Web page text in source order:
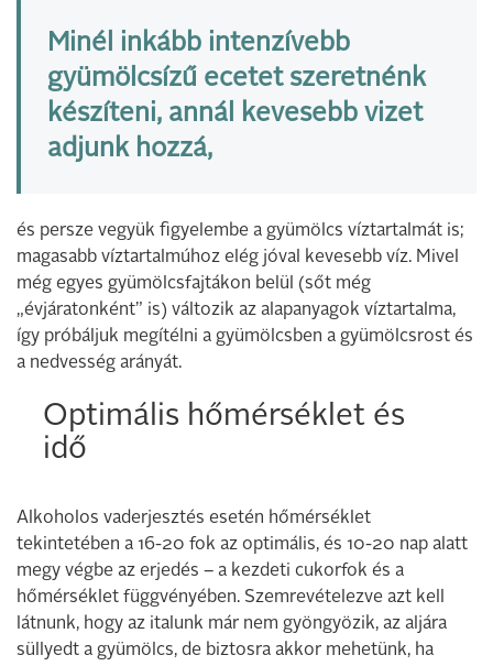
Minél inkább intenzívebb
gyümölcsízű ecetet szeretnénk
készíteni, annál kevesebb vizet
adjunk hozzá,
és persze vegyük figyelembe a gyümölcs víztartalmát is;
magasabb víztartalmúhoz elég jóval kevesebb víz. Mivel
még egyes gyümölcsfajtákon belül (sőt még
„évjáratonként” is) változik az alapanyagok víztartalma,
így próbáljuk megítélni a gyümölcsben a gyümölcsrost és
a nedvesség arányát.
Optimális hőmérséklet és
idő
Alkoholos vaderjesztés esetén hőmérséklet
tekintetében a 16-20 fok az optimális, és 10-20 nap alatt
megy végbe az erjedés – a kezdeti cukorfok és a
hőmérséklet függvényében. Szemrevételezve azt kell
látnunk, hogy az italunk már nem gyöngyözik, az aljára
süllyedt a gyümölcs, de biztosra akkor mehetünk, ha